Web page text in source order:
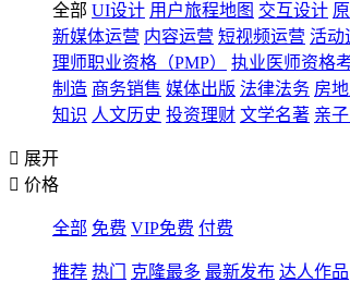
全部 UI设计 用户旅程地图 交互设计
新媒体运营 内容运营 短视频运营 活动
理师职业资格（PMP）
执业医师资格
制造 商务销售 媒体出版 法律法务 房
知识 人文历史 投资理财 文学名著 亲
 展开
 价格
全部 免费 VIP免费 付费
推荐 热门 克隆最多 最新发布 达人作品